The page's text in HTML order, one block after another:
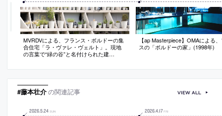
MVRDVによる、フランス・ボルドーの集
合住宅「ラ・ヴァレ・ヴェルト」。現地
の言葉で“緑の谷”と名付けられた建
くり抜いて“緑豊かな円形の中庭”を形成す
鉢の維持管理の為に庭師のアクセス経路
も用意
【ap Masterpiece】OMAによる
スの「ボルドーの家」(1998年)
#藤本壮介の関連記事
2026.5.24 SUN 2026.4.17 FRI
VIEW ALL